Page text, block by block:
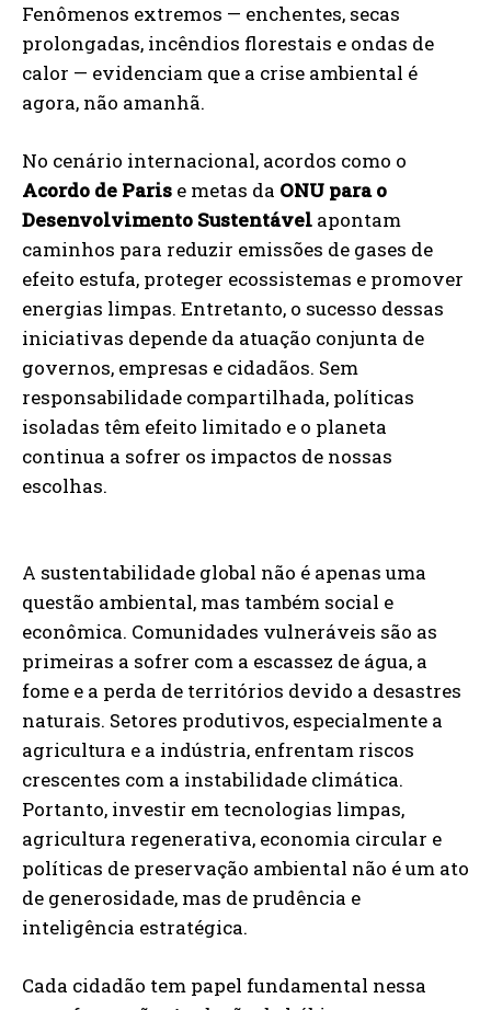
Fenômenos extremos — enchentes, secas
prolongadas, incêndios florestais e ondas de
calor — evidenciam que a crise ambiental é
agora, não amanhã.
No cenário internacional, acordos como o
Acordo de Paris e metas da ONU para o
Desenvolvimento Sustentável apontam
caminhos para reduzir emissões de gases de
efeito estufa, proteger ecossistemas e promover
energias limpas. Entretanto, o sucesso dessas
iniciativas depende da atuação conjunta de
governos, empresas e cidadãos. Sem
responsabilidade compartilhada, políticas
isoladas têm efeito limitado e o planeta
continua a sofrer os impactos de nossas
escolhas.
A sustentabilidade global não é apenas uma
questão ambiental, mas também social e
econômica. Comunidades vulneráveis são as
primeiras a sofrer com a escassez de água, a
fome e a perda de territórios devido a desastres
naturais. Setores produtivos, especialmente a
agricultura e a indústria, enfrentam riscos
crescentes com a instabilidade climática.
Portanto, investir em tecnologias limpas,
agricultura regenerativa, economia circular e
políticas de preservação ambiental não é um ato
de generosidade, mas de prudência e
inteligência estratégica.
Cada cidadão tem papel fundamental nessa